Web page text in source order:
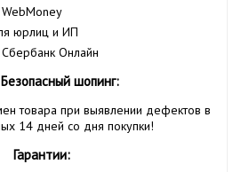
юрлиц и ИП
Онлайн
шопинг:
товара при выявлении дефектов в
14 дней со дня покупки!
Гарантии: